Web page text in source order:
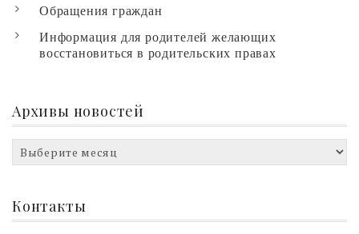
Обращения граждан
Информация для родителей желающих
восстановиться в родительских правах
Архивы новостей
Архивы
новостей
Контакты